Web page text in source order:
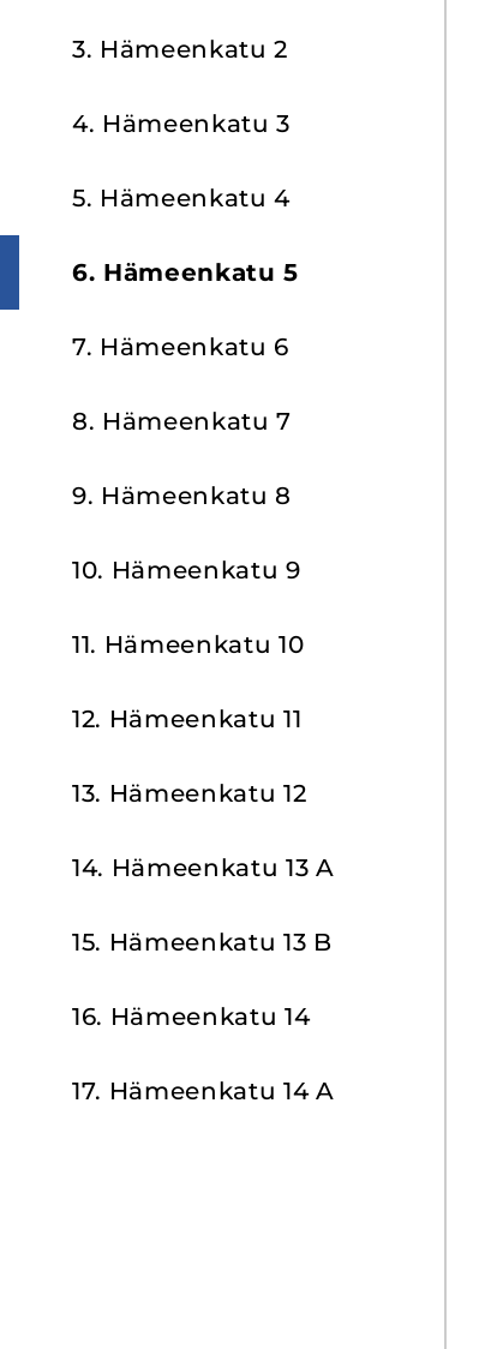
3. Hä­meen­ka­tu 2
4. Hä­meen­ka­tu 3
5. Hä­meen­ka­tu 4
6. Hä­meen­ka­tu 5
7. Hä­meen­ka­tu 6
8. Hä­meen­ka­tu 7
9. Hä­meen­ka­tu 8
10. Hä­meen­ka­tu 9
11. Hä­meen­ka­tu 10
12. Hä­meen­ka­tu 11
13. Hä­meen­ka­tu 12
14. Hä­meen­ka­tu 13 A
15. Hä­meen­ka­tu 13 B
16. Hä­meen­ka­tu 14
17. Hä­meen­ka­tu 14 A